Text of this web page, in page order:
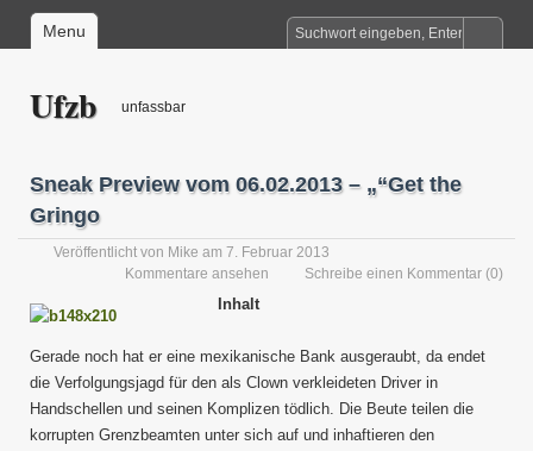
Menu
Ufzb unfassbar
Sneak Preview vom 06.02.2013 – „“Get the
Gringo
Veröffentlicht von Mike am 7. Februar 2013
Schreibe einen Kommentar (0)
Kommentare ansehen
Inhalt
Gerade noch hat er eine mexikanische Bank ausgeraubt, da endet
die Verfolgungsjagd für den als Clown verkleideten Driver in
Handschellen und seinen Komplizen tödlich. Die Beute teilen die
korrupten Grenzbeamten unter sich auf und inhaftieren den